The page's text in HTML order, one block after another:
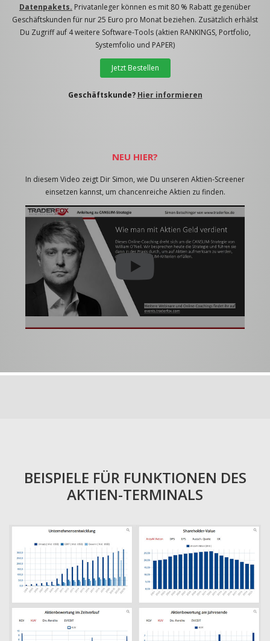
Datenpakets. Privatanleger können es mit 80 % Rabatt gegenüber
Geschäftskunden für nur 25 Euro pro Monat beziehen. Zusätzlich erhälst
Du Zugriff auf 4 weitere Software-Tools (aktien RANKINGS, Portfolio,
Systemfolio und PAPER)
Jetzt Bestellen
Geschäftskunde? Hier informieren
NEU HIER?
In diesem Video zeigt Dir Simon, wie Du unseren Aktien-Screener
einsetzen kannst, um chancenreiche Aktien zu finden.
BEISPIELE FÜR FUNKTIONEN DES
AKTIEN-TERMINALS